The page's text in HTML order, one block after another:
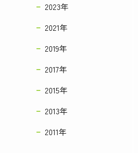
2023年
2021年
2019年
2017年
2015年
2013年
2011年